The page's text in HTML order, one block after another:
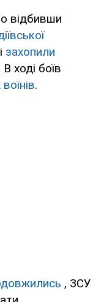
відбивши
захопили
В ході боїв
.
, ЗСУ